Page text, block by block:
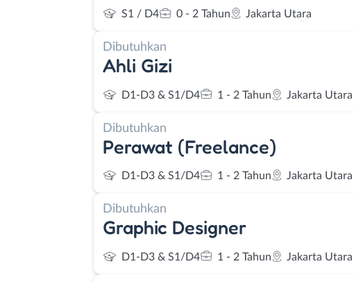
S1 / D4 0 - 2 Tahun Jakarta Utara
Dibutuhkan
Ahli Gizi
D1-D3 & S1/D4 1 - 2 Tahun Jakarta Utara
Dibutuhkan
Perawat (Freelance)
D1-D3 & S1/D4 1 - 2 Tahun Jakarta Utara
Dibutuhkan
Graphic Designer
D1-D3 & S1/D4 1 - 2 Tahun Jakarta Utara